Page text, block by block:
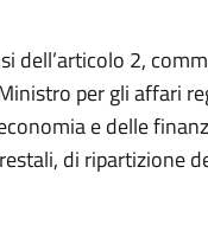
dell’articolo 2,
per gli affari
e delle
di ripartizione